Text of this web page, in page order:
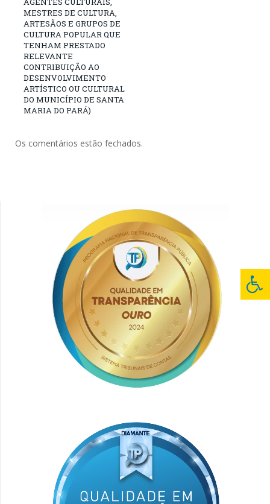
MESTRES DE CULTURA,
ARTESÃOS E GRUPOS DE
CULTURA POPULAR QUE
TENHAM PRESTADO
RELEVANTE
CONTRIBUIÇÃO AO
DESENVOLVIMENTO
ARTÍSTICO OU CULTURAL
DO MUNICÍPIO DE SANTA
MARIA DO PARÁ)
Os comentários estão fechados.